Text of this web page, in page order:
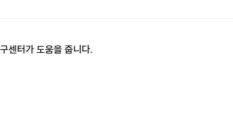
센터가 도움을 줍니다.